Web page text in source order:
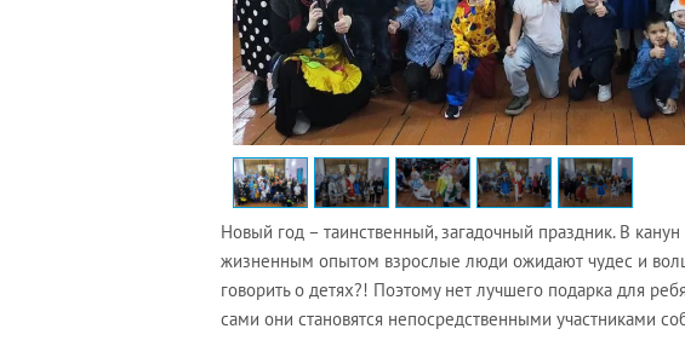
Новый год – таинственный, загадочный праздник. В
жизненным опытом взрослые люди ожидают чудес и
говорить о детях?! Поэтому нет лучшего подарка для
сами они становятся непосредственными участниками